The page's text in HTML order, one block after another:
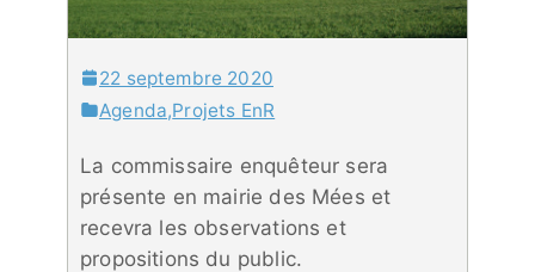
22 septembre 2020
Agenda,Projets EnR
La commissaire enquêteur sera
présente en mairie des Mées et
recevra les observations et
propositions du public.